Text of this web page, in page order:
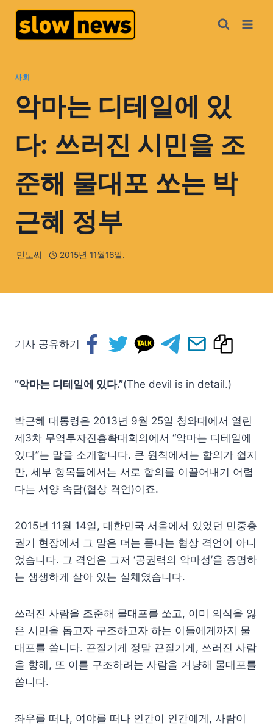
사회
악마는 디테일에 있
다: 쓰러진 시민을 조
준해 물대포 쏘는 박
근혜 정부
민노씨 2015년 11월16일.
기사 공유하기
“악마는 디테일에 있다.”(The devil is in detail.)
박근혜 대통령은 2013년 9월 25일 청와대에서 열린
제3차 무역투자진흥확대회의에서 “악마는 디테일에
있다”는 말을 소개합니다. 큰 원칙에서는 합의가 쉽지
만, 세부 항목들에서는 서로 합의를 이끌어내기 어렵
다는 서양 속담(협상 격언)이죠.
2015년 11월 14일, 대한민국 서울에서 있었던 민중총
궐기 현장에서 그 말은 더는 폼나는 협상 격언이 아니
었습니다. 그 격언은 그저 ‘공권력의 악마성’을 증명하
는 생생하게 살아 있는 실체였습니다.
쓰러진 사람을 조준해 물대포를 쏘고, 이미 의식을 잃
은 시민을 돕고자 구조하고자 하는 이들에게까지 물
대포를 쏩니다. 끈질기게 정말 끈질기게, 쓰러진 사람
을 향해, 또 이를 구조하려는 사람을 겨냥해 물대포를
쏩니다.
좌우를 떠나, 여야를 떠나 인간이 인간에게, 사람이